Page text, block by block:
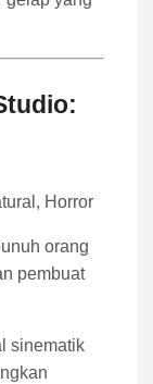
Horror
orang
pembuat
sinematik